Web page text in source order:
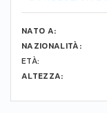
NATO A:
NAZIONALITÀ:
ETÀ:
ALTEZZA: